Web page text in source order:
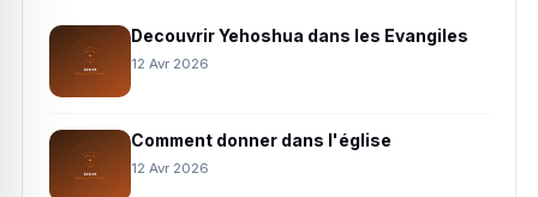
Decouvrir Yehoshua dans les Evangiles
12 Avr 2026
Comment donner dans l'église
12 Avr 2026